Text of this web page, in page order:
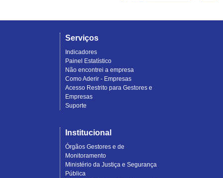
Serviços
Indicadores
Painel Estatístico
Não encontrei a empresa
Como Aderir - Empresas
Acesso Restrito para Gestores e
Empresas
Suporte
Institucional
Órgãos Gestores e de
Monitoramento
Ministério da Justiça e Segurança
Pública